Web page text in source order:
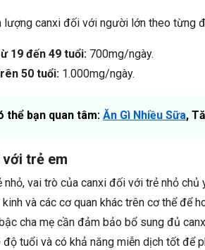
lượng canxi đối với người lớn theo từng
19 đến 49 tuổi: 700mg/ngày.
50 tuổi: 1.000mg/ngày.
thể bạn quan tâm: Ăn Gì Nhiều Sữa,
trẻ em
nhỏ, vai trò của canxi đối với trẻ nhỏ
kinh và các cơ quan khác trên cơ thể để
cha mẹ cần đảm bảo bổ sung đủ
độ tuổi và có khả năng miễn dịch tốt để